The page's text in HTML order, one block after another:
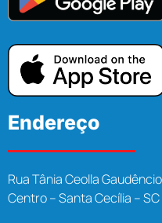
Endereço
Rua Tânia Ceolla
Centro – Santa Cecília –